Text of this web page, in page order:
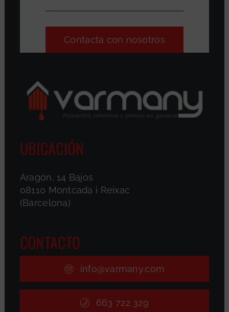
Contacta con nosotros
UBICACIÓN
Aragón, 14 Bajos
08110 Montcada i Reixac
(Barcelona)
CONTACTO
info@varmany.com
663 722 329